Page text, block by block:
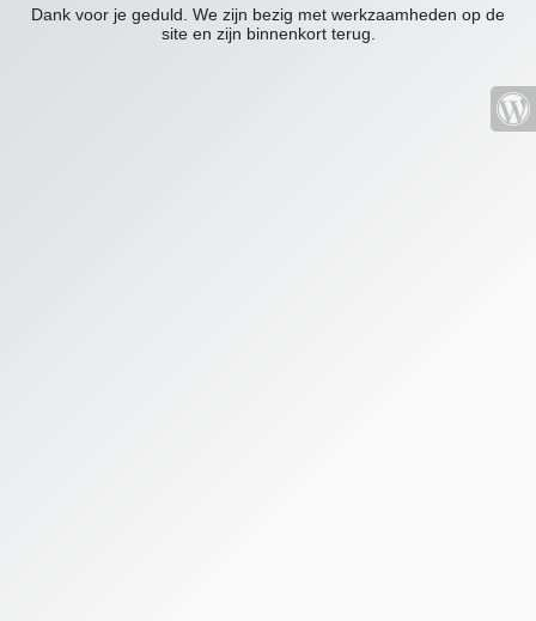
Dank voor je geduld. We zijn bezig met werkzaamheden op de
site en zijn binnenkort terug.